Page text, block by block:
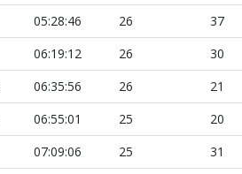
05:28:46 26
37
06:19:12 26
30
06:35:56 26
21
06:55:01 25
20
07:09:06 25
31